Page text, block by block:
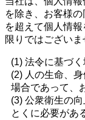
を除き、お客様
を超えて個人情
限りではございま
(1) 法令に基づく
(2) 人の生命、
場合であって、
(3) 公衆衛生の
とくに必要があ